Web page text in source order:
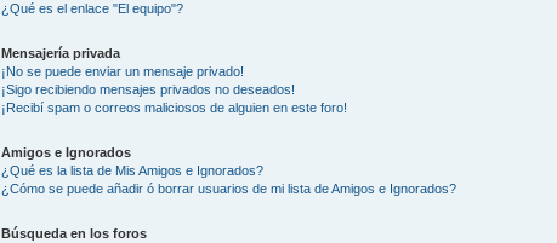
¿Qué es el enlace "El equipo"?
Mensajería privada
¡No se puede enviar un mensaje privado!
¡Sigo recibiendo mensajes privados no deseados!
¡Recibí spam o correos maliciosos de alguien en este foro!
Amigos e Ignorados
¿Qué es la lista de Mis Amigos e Ignorados?
¿Cómo se puede añadir ó borrar usuarios de mi lista de Amigos e Ignorados?
Búsqueda en los foros